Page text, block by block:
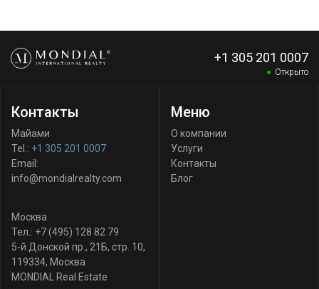
+1 305 201 0007
Открыто
Контакты
Майами
Tel.: +1 305 201 0007
Email:
info@mondialrealty.com
Москва
Тел.: +7 (495) 128 82 79
5-й Донской пр., 21Б, стр. 10,
119334, Москва
MONDIAL Real Estate
Меню
О компании
Услуги
Контакты
Блог